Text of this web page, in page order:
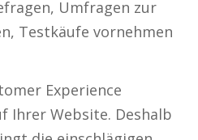
Umfragen zur
Testkäufe vornehmen
Experience
Ihrer Website. Deshalb